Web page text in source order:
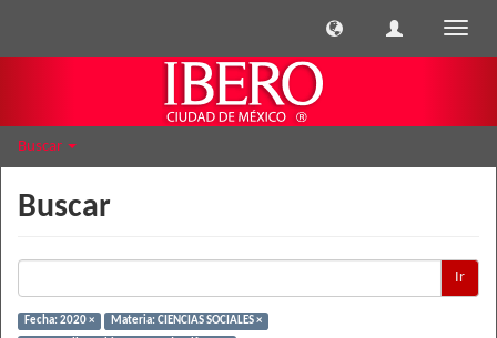
Buscar
Buscar
Ir
Fecha: 2020 ×
Materia: CIENCIAS SOCIALES ×